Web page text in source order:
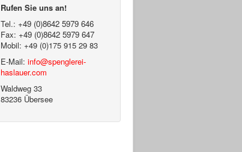
Rufen Sie uns an!
Tel.: +49 (0)8642 5979 646
Fax: +49 (0)8642 5979 647
Mobil: +49 (0)175 915 29 83
E-Mail: info@spenglerei-
haslauer.com
Waldweg 33
83236 Übersee